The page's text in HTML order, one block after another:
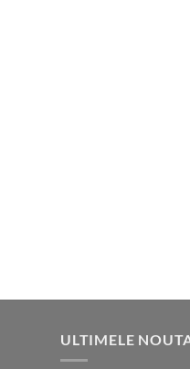
ULTIMELE